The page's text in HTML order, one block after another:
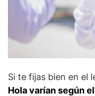
Si te fijas bien en el
Hola varían según